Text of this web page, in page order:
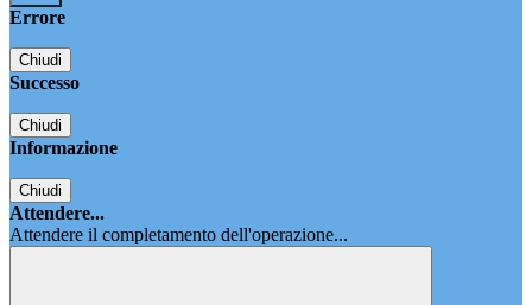
Errore
Chiudi
Successo
Chiudi
Informazione
Chiudi
Attendere...
Attendere il completamento dell'operazione...